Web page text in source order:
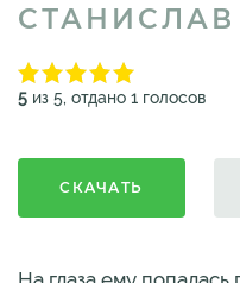
5 из 5, отдано 1 голосов
СКАЧАТЬ